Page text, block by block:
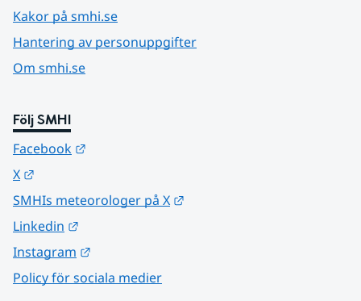
Kakor på smhi.se
Hantering av personuppgifter
Om smhi.se
Följ SMHI
Facebook
X
SMHIs meteorologer på X
Linkedin
Instagram
Policy för sociala medier